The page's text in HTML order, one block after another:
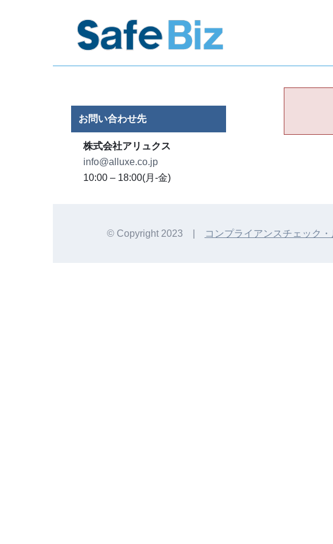
お問い合わせ先
株式会社アリュクス
info@alluxe.co.jp
10:00 – 18:00(月-金)
© Copyright 2023 | コンプライアンスチェック